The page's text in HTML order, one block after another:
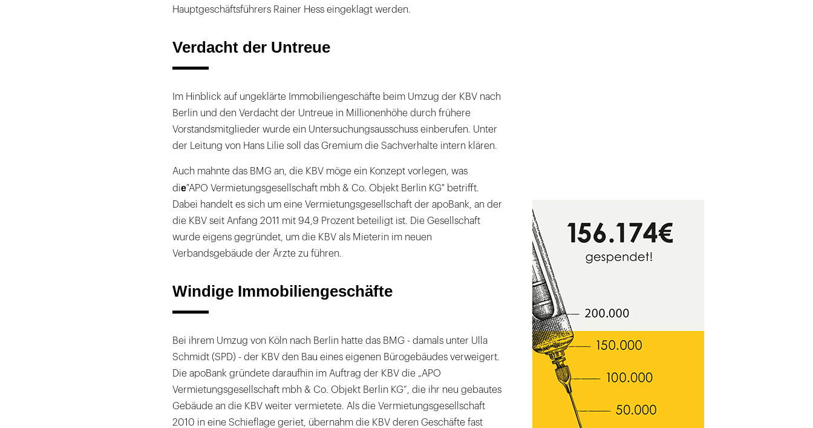
Hauptgeschäftsführers Rainer Hess eingeklagt werden.
Verdacht der Untreue
Im Hinblick auf ungeklärte Immobiliengeschäfte beim Umzug der KBV nach
Berlin und den Verdacht der Untreue in Millionenhöhe durch frühere
Vorstandsmitglieder wurde ein Untersuchungsausschuss einberufen. Unter
der Leitung von Hans Lilie soll das Gremium die Sachverhalte intern klären.
Auch mahnte das BMG an, die KBV möge ein Konzept vorlegen, was
die"APO Vermietungsgesellschaft mbh & Co. Objekt Berlin KG" betrifft.
Dabei handelt es sich um eine Vermietungsgesellschaft der apoBank, an der
die KBV seit Anfang 2011 mit 94,9 Prozent beteiligt ist. Die Gesellschaft
wurde eigens gegründet, um die KBV als Mieterin im neuen
Verbandsgebäude der Ärzte zu führen.
Windige Immobiliengeschäfte
Bei ihrem Umzug von Köln nach Berlin hatte das BMG - damals unter Ulla
Schmidt (SPD) - der KBV den Bau eines eigenen Bürogebäudes verweigert.
Die apoBank gründete daraufhin im Auftrag der KBV die „APO
Vermietungsgesellschaft mbh & Co. Objekt Berlin KG“, die ihr neu gebautes
Gebäude an die KBV weiter vermietete. Als die Vermietungsgesellschaft
2010 in eine Schieflage geriet, übernahm die KBV deren Geschäfte fast